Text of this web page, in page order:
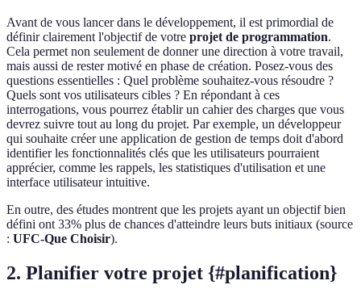
Avant de vous lancer dans le développement, il est primordial de
définir clairement l'objectif de votre projet de programmation.
Cela permet non seulement de donner une direction à votre travail,
mais aussi de rester motivé en phase de création. Posez-vous des
questions essentielles : Quel problème souhaitez-vous résoudre ?
Quels sont vos utilisateurs cibles ? En répondant à ces
interrogations, vous pourrez établir un cahier des charges que vous
devrez suivre tout au long du projet. Par exemple, un développeur
qui souhaite créer une application de gestion de temps doit d'abord
identifier les fonctionnalités clés que les utilisateurs pourraient
apprécier, comme les rappels, les statistiques d'utilisation et une
interface utilisateur intuitive.
En outre, des études montrent que les projets ayant un objectif bien
défini ont 33% plus de chances d'atteindre leurs buts initiaux (source
: UFC-Que Choisir).
2. Planifier votre projet {#planification}